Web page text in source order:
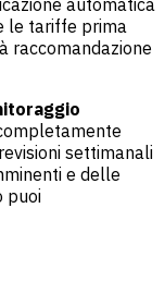
automatica
le tariffe prima
raccomandazione
settimanali
e delle
puoi